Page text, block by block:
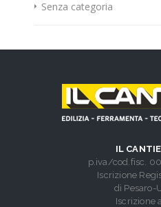
Senza categoria
IL
p.iva/cod.fisc.
Iscrizione
di
Iscrizione